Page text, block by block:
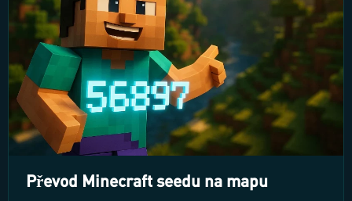
Převod Minecraft seedu na mapu